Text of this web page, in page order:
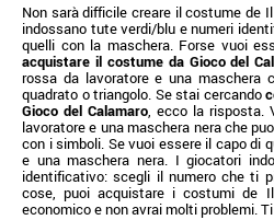
Non sarà difficile creare il costume de
indossano tute verdi/blu e numeri
quelli con la maschera. Forse vuoi
acquistare il costume da Gioco del
rossa da lavoratore e una maschera
quadrato o triangolo. Se stai cercando
Gioco del Calamaro, ecco la risposta.
lavoratore e una maschera nera che
con i simboli. Se vuoi essere il capo di
e una maschera nera. I giocatori
identificativo: scegli il numero che ti
cose, puoi acquistare i costumi de
economico e non avrai molti problemi.